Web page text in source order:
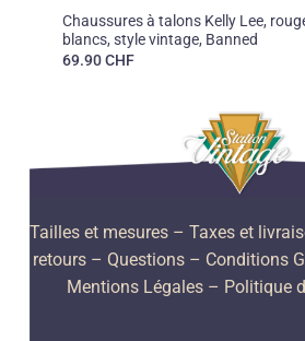
Chaussures à talons Kelly Lee,
blancs, style vintage, Banned
69.90CHF
Tailles et mesures – Taxes et
retours – Questions – Conditions
Mentions Légales – Politique